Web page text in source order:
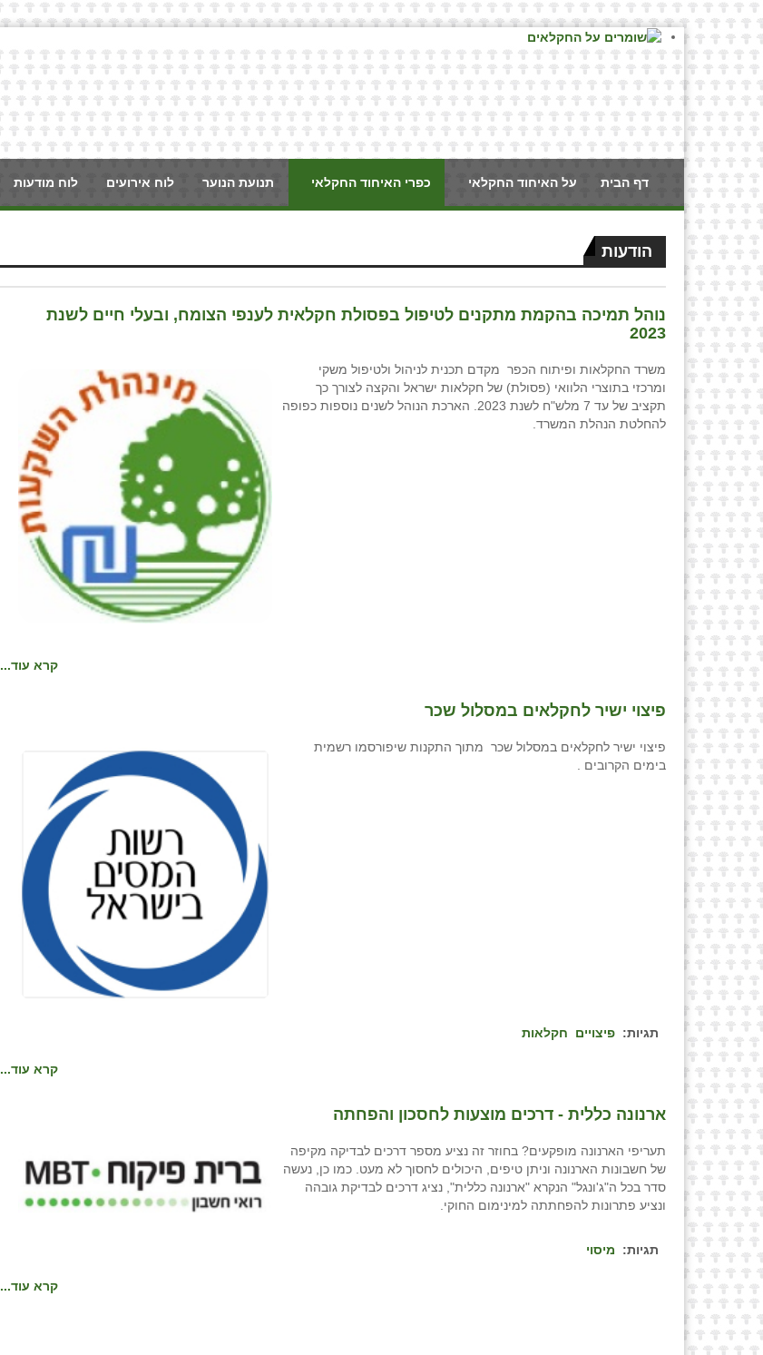
דף הבית על האיחוד החקלאי כפרי האיחוד החקלאי תנועת הנוער לוח אירועים לוח מודעות
הודעות
נוהל תמיכה בהקמת מתקנים לטיפול בפסולת חקלאית לענפי הצומח, ובעלי חיים לשנת
2023
משרד החקלאות ופיתוח הכפר מקדם תכנית לניהול ולטיפול משקי
ומרכזי בתוצרי הלוואי (פסולת) של חקלאות ישראל והקצה לצורך כך
תקציב של עד 7 מלש"ח לשנת 2023. הארכת הנוהל לשנים נוספות כפופה
להחלטת הנהלת המשרד.
קרא עוד...
פיצוי ישיר לחקלאים במסלול שכר
פיצוי ישיר לחקלאים במסלול שכר מתוך התקנות שיפורסמו רשמית
בימים הקרובים .
תגיות: פיצויים חקלאות
קרא עוד...
ארנונה כללית - דרכים מוצעות לחסכון והפחתה
תעריפי הארנונה מופקעים? בחוזר זה נציע מספר דרכים לבדיקה מקיפה
של חשבונות הארנונה וניתן טיפים, היכולים לחסוך לא מעט. כמו כן, נעשה
סדר בכל ה"ג'ונגל" הנקרא "ארנונה כללית", נציג דרכים לבדיקת גובהה
ונציע פתרונות להפחתתה למינימום החוקי.
תגיות: מיסוי
קרא עוד...